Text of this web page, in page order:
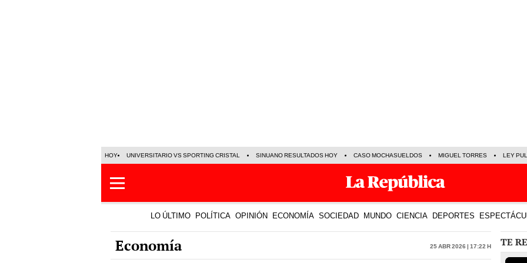
HOY UNIVERSITARIO VS SPORTING CRISTAL SINUANO RESULTADOS HOY CASO MOCHASUELDOS MIGUEL TORRES LEY
LO ÚLTIMO POLÍTICA OPINIÓN ECONOMÍA SOCIEDAD MUNDO CIENCIA DEPORTES
Economía 25 Abr 2026 | 17:22 h TE